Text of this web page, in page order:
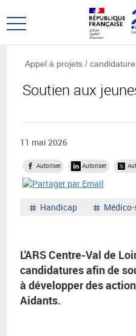
au
menu
au
contenu
Ouvrir
principal
Soutien aux
Appel à projets /
11 mai 2026
Autoriser Autoriser
Mot
Handicap
Mot
L'ARS Centre-Val de
candidatures afin de
à développer des
Aidants.